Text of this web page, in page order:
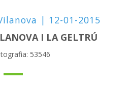
| 12-01-2015
I LA GELTRÚ
53546